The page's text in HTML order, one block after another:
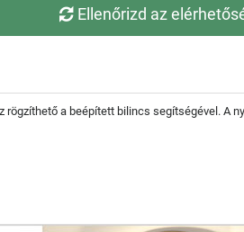
Ellenőrizd az
rögzíthető a beépített bilincs segítségével. A